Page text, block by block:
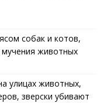
собак и котов,
мучения животных
улицах животных,
зверски убивают